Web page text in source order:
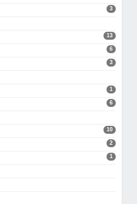
3
13
6
3
1
6
10
2
1